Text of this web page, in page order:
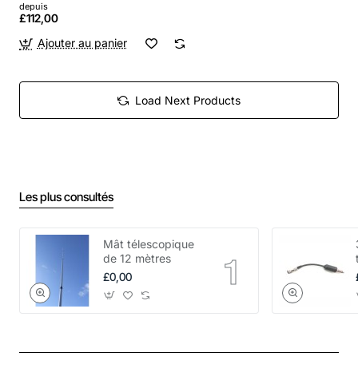
depuis
£112,00
Ajouter au panier
Load Next Products
Les plus consultés
Mât télescopique
de 12 mètres
£0,00